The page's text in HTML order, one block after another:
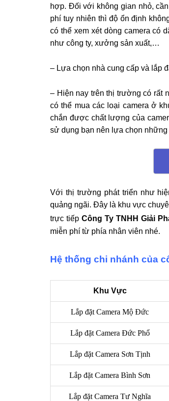
hợp. Đối với không gian nhỏ,
phí tuy nhiên thì độ ổn định
có thể xem xét dòng camera có
như công ty, xưởng sản xuất,…
– Lựa chọn nhà cung cấp và lắp
– Hiện nay trên thị trường có rất
có thể mua các loại camera ở
chắn được chất lượng của
sử dụng bạn nên lựa chọn
Với thị trường phát triển như
quảng ngãi. Đây là khu vực
trực tiếp Công Ty TNHH Giải
miễn phí từ phía nhân viên nhé.
Hệ thống chi nhánh của
Khu Vực
Lắp đặt Camera Mộ Đức
Lắp đặt Camera Đức Phổ
Lắp đặt Camera Sơn Tịnh
Lắp đặt Camera Bình Sơn
Lắp đặt Camera Tư Nghĩa